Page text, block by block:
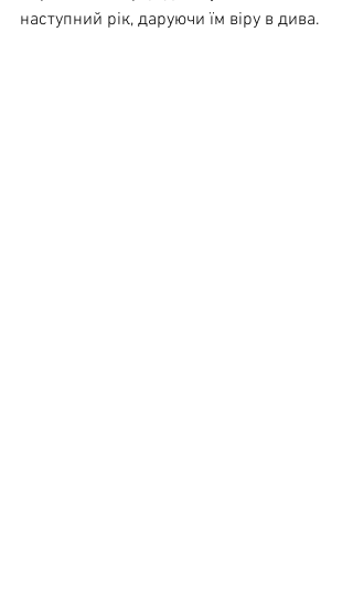
наступний рік, даруючи їм віру в дива.